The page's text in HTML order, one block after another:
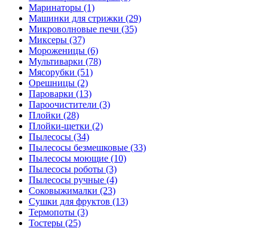
Маринаторы (1)
Машинки для стрижки (29)
Микроволновые печи (35)
Миксеры (37)
Мороженицы (6)
Мультиварки (78)
Мясорубки (51)
Орешницы (2)
Пароварки (13)
Пароочистители (3)
Плойки (28)
Плойки-щетки (2)
Пылесосы (34)
Пылесосы безмешковые (33)
Пылесосы моющие (10)
Пылесосы роботы (3)
Пылесосы ручные (4)
Соковыжималки (23)
Сушки для фруктов (13)
Термопоты (3)
Тостеры (25)